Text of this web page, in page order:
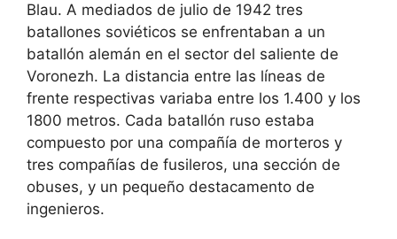
Blau. A mediados de julio de 1942 tres
batallones soviéticos se enfrentaban a un
batallón alemán en el sector del saliente de
Voronezh. La distancia entre las líneas de
frente respectivas variaba entre los 1.400 y los
1800 metros. Cada batallón ruso estaba
compuesto por una compañía de morteros y
tres compañías de fusileros, una sección de
obuses, y un pequeño destacamento de
ingenieros.